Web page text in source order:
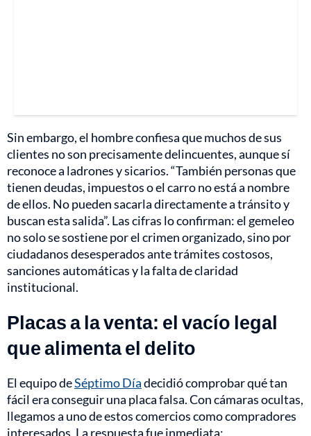
Sin embargo, el hombre confiesa que muchos de sus
clientes no son precisamente delincuentes, aunque sí
reconoce a ladrones y sicarios. “También personas que
tienen deudas, impuestos o el carro no está a nombre
de ellos. No pueden sacarla directamente a tránsito y
buscan esta salida”. Las cifras lo confirman: el gemeleo
no solo se sostiene por el crimen organizado, sino por
ciudadanos desesperados ante trámites costosos,
sanciones automáticas y la falta de claridad
institucional.
Placas a la venta: el vacío legal
que alimenta el delito
El equipo deSéptimo Díadecidió comprobar qué tan
fácil era conseguir una placa falsa. Con cámaras ocultas,
llegamos a uno de estos comercios como compradores
interesados. La respuesta fue inmediata: